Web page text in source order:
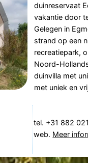
duinreservaat
vakantie door
Gelegen in
strand op een
recreatiepark,
Noord-
duinvilla met
met uniek en
tel. +31 882
web. Meer